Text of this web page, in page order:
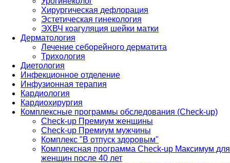
Хирургическая дефлорация
Эстетическая гинекология
ЭХВЧ коагуляция шейки матки
Дерматология
Лечение себорейного дерматита
Трихология
Диетология
Инфекционное отделение
Инфузионная терапия
Кардиология
Кардиохирургия
Комплексные программы обследования (Check-up)
Check-up Премиум женщины
Check-up Премиум мужчины
Комплекс "В отпуск здоровым"
Комплексная программа Check-up Максимум для
женщин после 40 лет